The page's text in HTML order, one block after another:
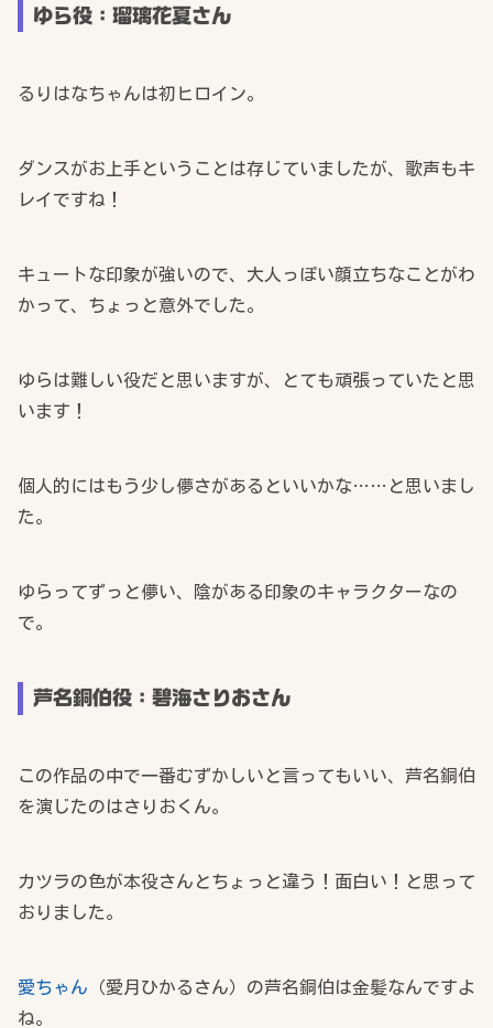
ゆら役：瑠璃花夏さん
るりはなちゃんは初ヒロイン。
ダンスがお上手ということは存じていましたが、歌声もキ
レイですね！
キュートな印象が強いので、大人っぽい顔立ちなことがわ
かって、ちょっと意外でした。
ゆらは難しい役だと思いますが、とても頑張っていたと思
います！
個人的にはもう少し儚さがあるといいかな……と思いまし
た。
ゆらってずっと儚い、陰がある印象のキャラクターなの
で。
芦名銅伯役：碧海さりおさん
この作品の中で一番むずかしいと言ってもいい、芦名銅伯
を演じたのはさりおくん。
カツラの色が本役さんとちょっと違う！面白い！と思って
おりました。
愛ちゃん （愛月ひかるさん）の芦名銅伯は金髪なんですよ
ね。